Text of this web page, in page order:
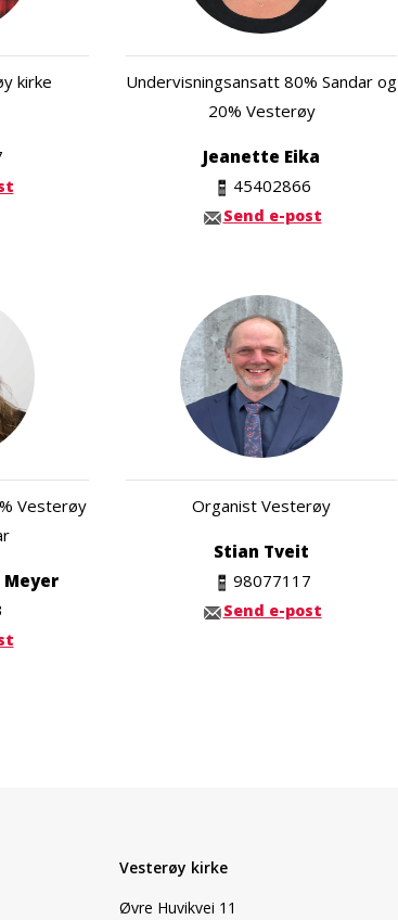
kirke
Undervisningsansatt 80% Sandar og
20% Vesterøy
Jeanette Eika
45402866
Send e-post
Vesterøy
Organist Vesterøy
Stian Tveit
98077117
Send e-post
Vesterøy kirke
Øvre Huvikvei 11